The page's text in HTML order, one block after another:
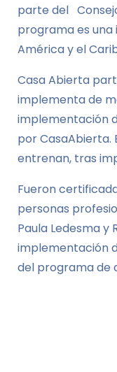
parte del
programa es una
América y el
Casa Abierta
implementa de
implementación
por CasaAbierta.
entrenan, tras
Fueron
personas
Paula Ledesma
implementación
del programa de